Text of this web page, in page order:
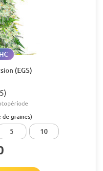
(EGS)
de graines)
5 10